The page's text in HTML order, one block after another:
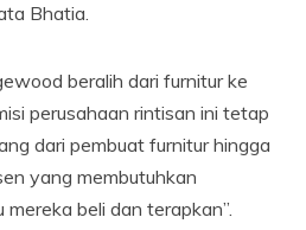
Bhatia.
beralih dari furnitur ke
perusahaan rintisan ini tetap
dari pembuat furnitur hingga
yang membutuhkan
beli dan terapkan”.